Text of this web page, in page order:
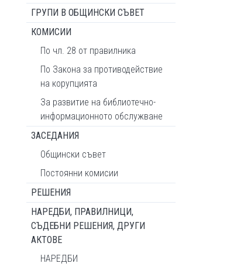
ГРУПИ В ОБЩИНСКИ СЪВЕТ
КОМИСИИ
По чл. 28 от правилника
По Закона за противодействие
на корупцията
За развитие на библиотечно-
информационното обслужване
ЗАСЕДАНИЯ
Общински съвет
Постоянни комисии
РЕШЕНИЯ
НАРЕДБИ, ПРАВИЛНИЦИ,
СЪДЕБНИ РЕШЕНИЯ, ДРУГИ
АКТОВЕ
НАРЕДБИ